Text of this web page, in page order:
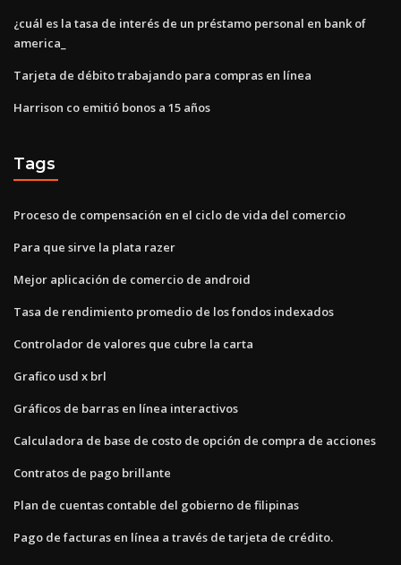
¿cuál es la tasa de interés de un préstamo personal en bank of
america_
Tarjeta de débito trabajando para compras en línea
Harrison co emitió bonos a 15 años
Tags
Proceso de compensación en el ciclo de vida del comercio
Para que sirve la plata razer
Mejor aplicación de comercio de android
Tasa de rendimiento promedio de los fondos indexados
Controlador de valores que cubre la carta
Grafico usd x brl
Gráficos de barras en línea interactivos
Calculadora de base de costo de opción de compra de acciones
Contratos de pago brillante
Plan de cuentas contable del gobierno de filipinas
Pago de facturas en línea a través de tarjeta de crédito.